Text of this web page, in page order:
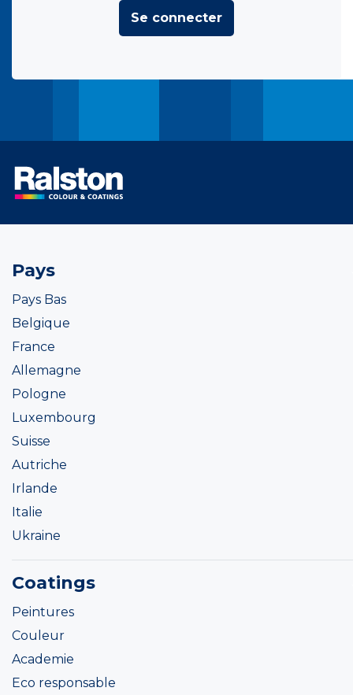
Se connecter
Pays
Pays Bas
Belgique
France
Allemagne
Pologne
Luxembourg
Suisse
Autriche
Irlande
Italie
Ukraine
Coatings
Peintures
Couleur
Academie
Eco responsable